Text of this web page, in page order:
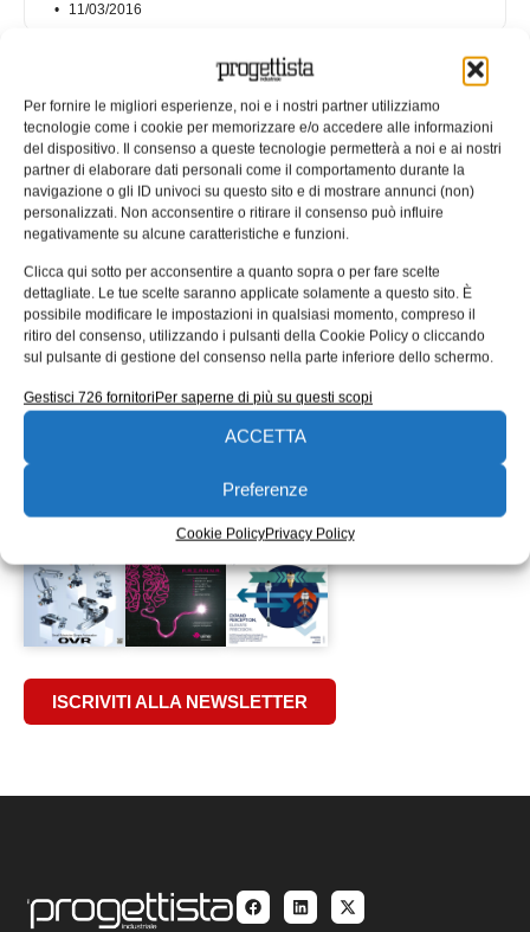
Per fornire le migliori esperienze, noi e i nostri partner utilizziamo
tecnologie come i cookie per memorizzare e/o accedere alle informazioni
del dispositivo. Il consenso a queste tecnologie permetterà a noi e ai nostri
partner di elaborare dati personali come il comportamento durante la
navigazione o gli ID univoci su questo sito e di mostrare annunci (non)
personalizzati. Non acconsentire o ritirare il consenso può influire
negativamente su alcune caratteristiche e funzioni.
Clicca qui sotto per acconsentire a quanto sopra o per fare scelte
dettagliate. Le tue scelte saranno applicate solamente a questo sito. È
possibile modificare le impostazioni in qualsiasi momento, compreso il
ritiro del consenso, utilizzando i pulsanti della Cookie Policy o cliccando
sul pulsante di gestione del consenso nella parte inferiore dello schermo.
Gestisci 726 fornitoriPer saperne di più su questi scopi
ACCETTA
Preferenze
Cookie PolicyPrivacy Policy
11/03/2016
Iniziato il Gear Forum!
«Ingranaggi e trasmissioni: efficienza e prestazioni da
costruire»: questo il titolo della seconda edizione di Gear
Forum, dedicata al comparto
ISCRIVITI ALLA NEWSLETTER